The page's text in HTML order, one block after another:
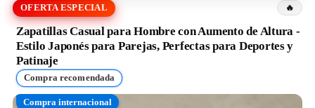
OFERTA ESPECIAL
Zapatillas Casual para Hombre con Aumento de Altura -
Estilo Japonés para Parejas, Perfectas para Deportes y
Patinaje
Compra recomendada
Compra internacional